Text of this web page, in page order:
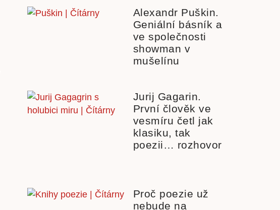
Alexandr Puškin.
Geniální básník a
ve společnosti
showman v
mušelínu
Jurij Gagarin.
První člověk ve
vesmíru četl jak
klasiku, tak
poezii… rozhovor
Proč poezie už
nebude na